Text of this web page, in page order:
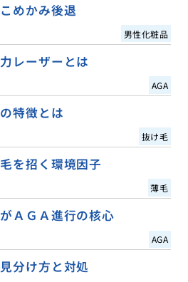
めかみ後退
男性化粧品
レーザーとは
AGA
特徴とは
抜け毛
を招く環境因子
薄毛
ＡＧＡ進行の核心
AGA
分け方と対処